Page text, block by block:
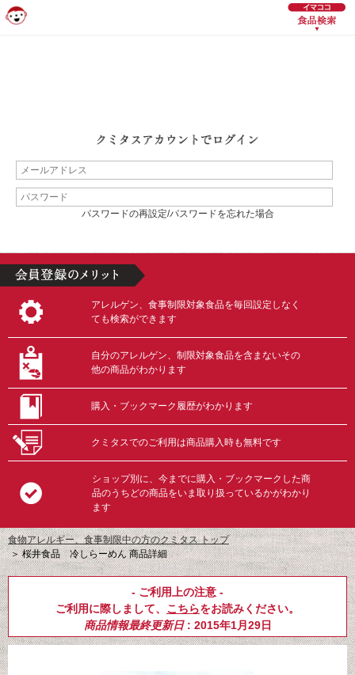
パスワードの再設定/パスワードを忘れた場合
アレルゲン、食事制限対象食品を毎回設定しなく
ても検索ができます
自分のアレルゲン、制限対象食品を含まないその
他の商品がわかります
購入・ブックマーク履歴がわかります
クミタスでのご利用は商品購入時も無料です
ショップ別に、今までに購入・ブックマークした商
品のうちどの商品をいま取り扱っているかがわかり
ます
食物アレルギー、食事制限中の方のクミタス トップ
＞桜井食品 冷しらーめん 商品詳細
- ご利用上の注意 -
ご利用に際しまして、 こちらをお読みください。
商品情報最終更新日: 2015年1月29日